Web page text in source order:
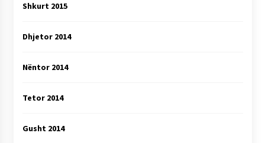
Shkurt 2015
Dhjetor 2014
Nëntor 2014
Tetor 2014
Gusht 2014